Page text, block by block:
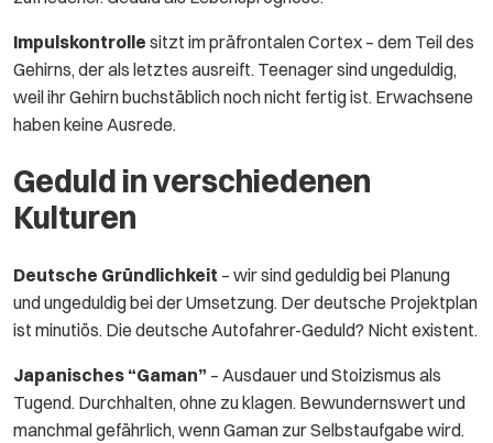
Impulskontrolle sitzt im präfrontalen Cortex – dem Teil des
Gehirns, der als letztes ausreift. Teenager sind ungeduldig,
weil ihr Gehirn buchstäblich noch nicht fertig ist. Erwachsene
haben keine Ausrede.
Geduld in verschiedenen
Kulturen
Deutsche Gründlichkeit – wir sind geduldig bei Planung
und ungeduldig bei der Umsetzung. Der deutsche Projektplan
ist minutiös. Die deutsche Autofahrer-Geduld? Nicht existent.
Japanisches “Gaman” – Ausdauer und Stoizismus als
Tugend. Durchhalten, ohne zu klagen. Bewundernswert und
manchmal gefährlich, wenn Gaman zur Selbstaufgabe wird.